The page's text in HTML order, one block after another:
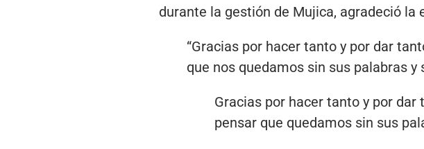
durante la gestión de Mujica, agradeció la
“Gracias por hacer tanto y por dar
que nos quedamos sin sus palabras y
Gracias por hacer tanto y por
pensar que quedamos sin sus